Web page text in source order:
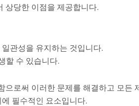
상당한 이점을 제공합니다.
관성을 유지하는 것입니다.
할 수 있습니다.
으로써 이러한 문제를 해결하고 모든
필수적인 요소입니다.